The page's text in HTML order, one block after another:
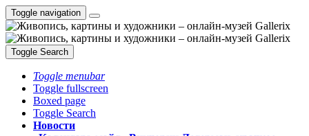
Toggle navigation
Toggle Search
Toggle menubar
Toggle fullscreen
Boxed page
Toggle Search
Новости